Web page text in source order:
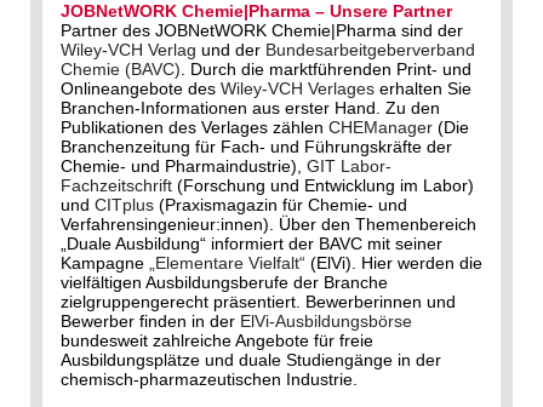
JOBNetWORK Chemie|Pharma – Unsere Partner
Partner des JOBNetWORK Chemie|Pharma sind der
Wiley-VCH Verlag und der Bundesarbeitgeberverband
Chemie (BAVC). Durch die marktführenden Print- und
Onlineangebote des Wiley-VCH Verlages erhalten Sie
Branchen-Informationen aus erster Hand. Zu den
Publikationen des Verlages zählen CHEManager (Die
Branchenzeitung für Fach- und Führungskräfte der
Chemie- und Pharmaindustrie), GIT Labor-
Fachzeitschrift (Forschung und Entwicklung im Labor)
und CITplus (Praxismagazin für Chemie- und
Verfahrensingenieur:innen). Über den Themenbereich
„Duale Ausbildung“ informiert der BAVC mit seiner
Kampagne „Elementare Vielfalt“ (ElVi). Hier werden die
vielfältigen Ausbildungsberufe der Branche
zielgruppengerecht präsentiert. Bewerberinnen und
Bewerber finden in der ElVi-Ausbildungsbörse
bundesweit zahlreiche Angebote für freie
Ausbildungsplätze und duale Studiengänge in der
chemisch-pharmazeutischen Industrie.